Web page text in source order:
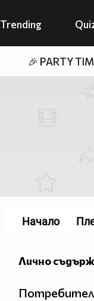
Trending
🎉 PARTY
Лично
Начало